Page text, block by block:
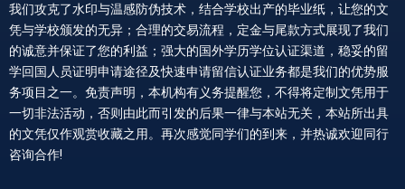
我们攻克了水印与温感防伪技术，结合学校出产的毕业纸，让您的文
凭与学校颁发的无异；合理的交易流程，定金与尾款方式展现了我们
的诚意并保证了您的利益；强大的国外学历学位认证渠道，稳妥的留
学回国人员证明申请途径及快速申请留信认证业务都是我们的优势服
务项目之一。免责声明，本机构有义务提醒您，不得将定制文凭用于
一切非法活动，否则由此而引发的后果一律与本站无关，本站所出具
的文凭仅作观赏收藏之用。再次感觉同学们的到来，并热诚欢迎同行
咨询合作!